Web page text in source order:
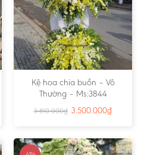
Kệ hoa chia buồn – Vô
Thường – Ms:3844
3.810.000₫ 3.500.000₫